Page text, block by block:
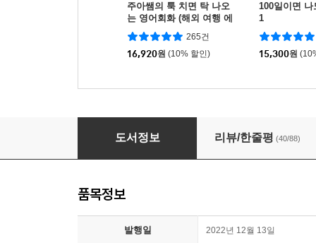
주아쌤의 툭 치면 탁 나오
는 영어회화 (해외 여행 에
디션)
265건
16,920원 (10% 할인)
100일이면
1
15,300원
소리튠 영어혁명
도서정보 리뷰/한줄평 (40/88)
품목정보
발행일 2022년 12월 13일